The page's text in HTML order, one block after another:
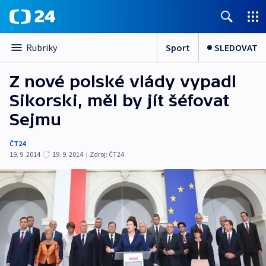
Rubriky Sport SLEDOVAT
Z nové polské vlády vypadl
Sikorski, měl by jít šéfovat
Sejmu
ČT24
19. 9. 2014
19. 9. 2014 | Zdroj: ČT24